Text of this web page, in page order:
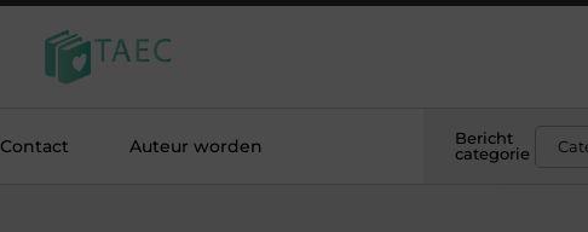
Contact Auteur worden
Bericht
categorie